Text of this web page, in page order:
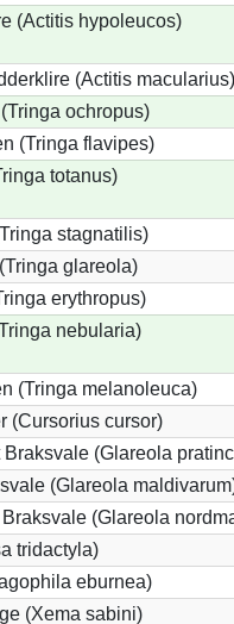
(Actitis hypoleucos)
(Actitis macularius)
ochropus)
(Tringa flavipes)
totanus)
stagnatilis)
glareola)
erythropus)
nebularia)
(Tringa melanoleuca)
(Cursorius cursor)
Braksvale (Glareola
(Glareola
(Glareola
tridactyla)
eburnea)
(Xema sabini)